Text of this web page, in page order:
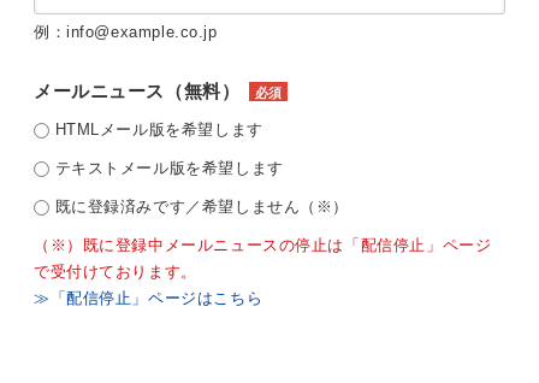
例：info@example.co.jp
メールニュース（無料） 必須
HTMLメール版を希望します
テキストメール版を希望します
既に登録済みです／希望しません（※）
（※）既に登録中メールニュースの停止は「配信停止」ページ
で受付けております。
≫「配信停止」ページはこちら